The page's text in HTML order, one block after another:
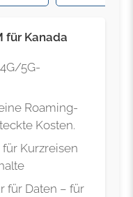
für Kanada
5G-
Roaming-
Kosten.
Kurzreisen
für Daten – für